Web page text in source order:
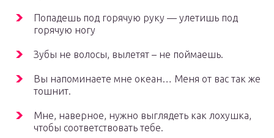
Попадешь под горячую руку — улетишь под
горячую ногу
Зубы не волосы, вылетят – не поймаешь.
Вы напоминаете мне океан… Меня от вас так же
тошнит.
Мне, наверное, нужно выглядеть как лохушка,
чтобы соответствовать тебе.